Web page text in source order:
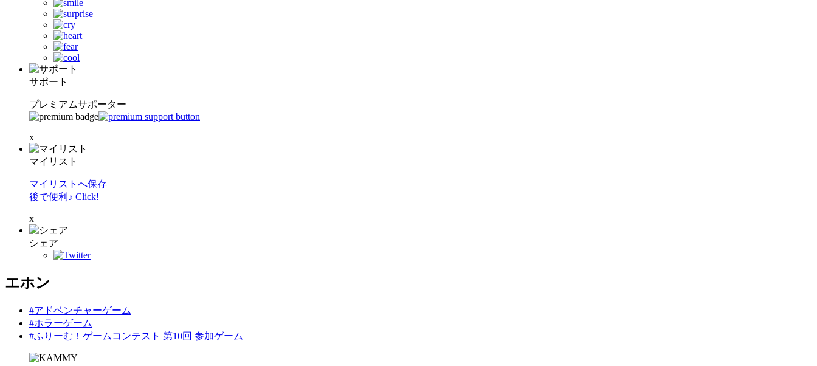
サポート
プレミアムサポーター
x
マイリスト
マイリストへ保存
後で便利♪ Click!
x
シェア
エホン
#アドベンチャーゲーム
#ホラーゲーム
#ふりーむ！ゲームコンテスト 第10回 参加ゲーム